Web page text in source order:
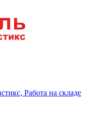
Работа на складе